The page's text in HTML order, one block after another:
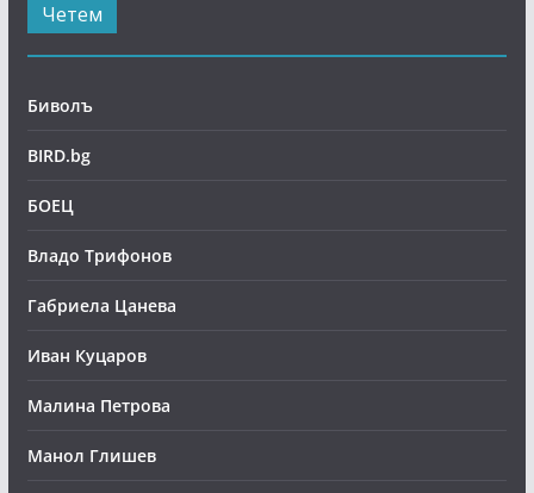
Четем
Биволъ
BIRD.bg
БОЕЦ
Владо Трифонов
Габриела Цанева
Иван Куцаров
Малина Петрова
Манол Глишев